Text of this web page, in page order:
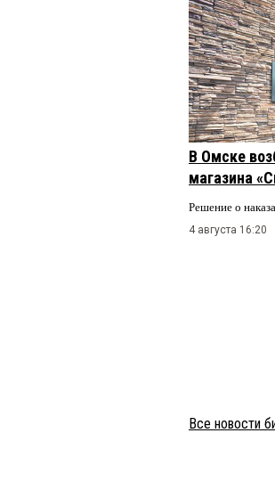
В Омске
магазина
Решение о
4 августа 16:20
Все новости